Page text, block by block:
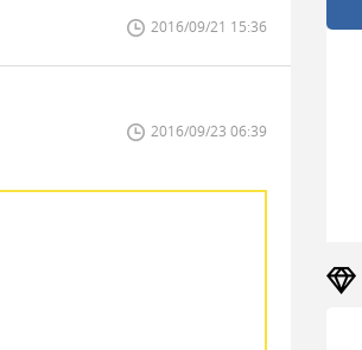
2016/09/21 15:36
2016/09/23 06:39